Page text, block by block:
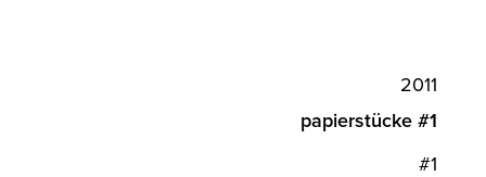
2011
papierstücke #1
#1